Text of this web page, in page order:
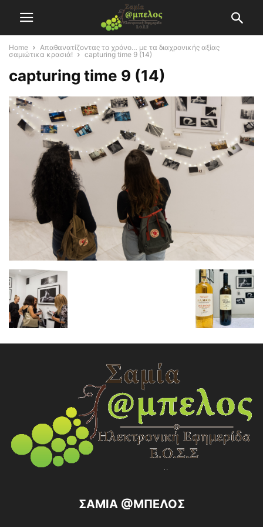
Home
Απαθανατίζοντας το χρόνο… με τα διαχρονικής αξίας
σαμιώτικα κρασιά!
capturing time 9 (14)
capturing time 9 (14)
ΣΑΜΙΑ @ΜΠΕΛΟΣ